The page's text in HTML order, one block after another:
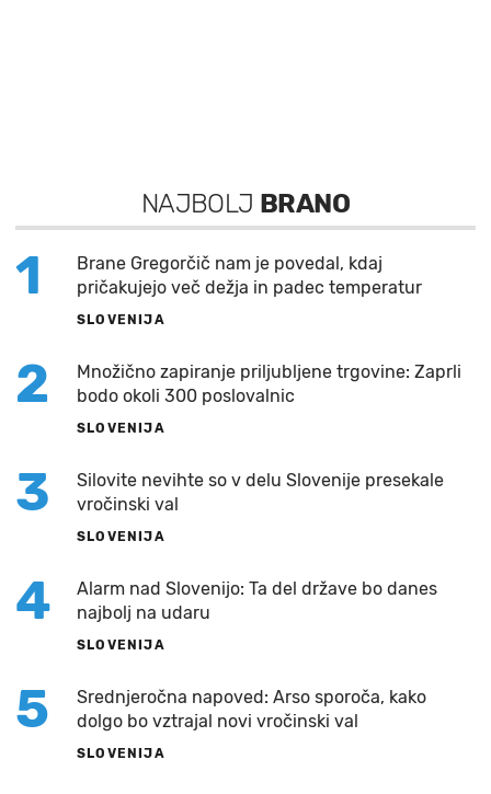
NAJBOLJ BRANO
1
Brane Gregorčič nam je povedal, kdaj
pričakujejo več dežja in padec temperatur
SLOVENIJA
2
Množično zapiranje priljubljene trgovine: Zaprli
bodo okoli 300 poslovalnic
SLOVENIJA
3
Silovite nevihte so v delu Slovenije presekale
vročinski val
SLOVENIJA
4
Alarm nad Slovenijo: Ta del države bo danes
najbolj na udaru
SLOVENIJA
5
Srednjeročna napoved: Arso sporoča, kako
dolgo bo vztrajal novi vročinski val
SLOVENIJA